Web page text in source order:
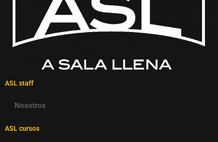
ASL staff
Nosotros
ASL cursos